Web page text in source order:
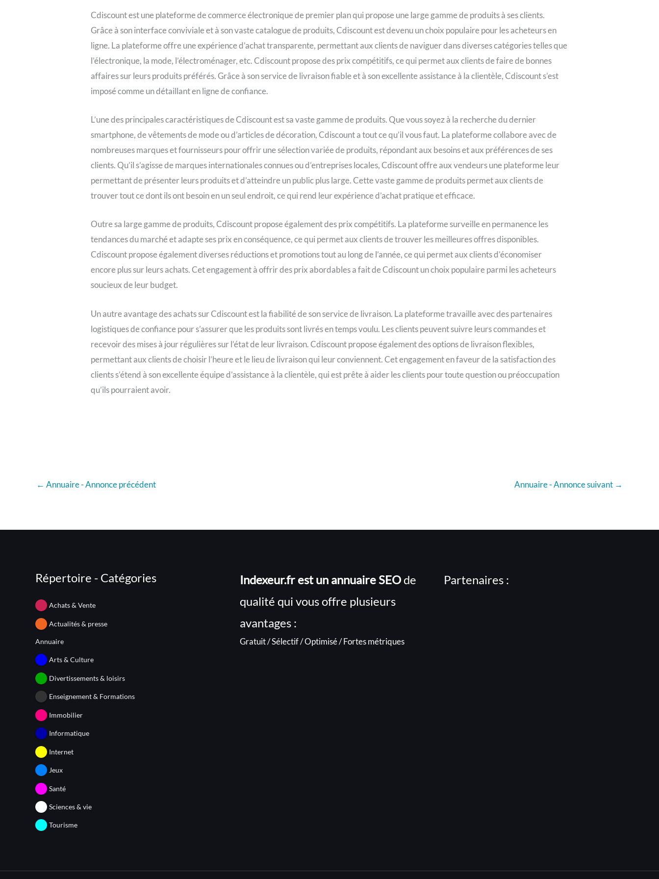
Cdiscount est une plateforme de commerce électronique de premier plan qui propose une large gamme de produits à ses clients.
Grâce à son interface conviviale et à son vaste catalogue de produits, Cdiscount est devenu un choix populaire pour les acheteurs en
ligne. La plateforme offre une expérience d’achat transparente, permettant aux clients de naviguer dans diverses catégories telles que
l’électronique, la mode, l’électroménager, etc. Cdiscount propose des prix compétitifs, ce qui permet aux clients de faire de bonnes
affaires sur leurs produits préférés. Grâce à son service de livraison fiable et à son excellente assistance à la clientèle, Cdiscount s’est
imposé comme un détaillant en ligne de confiance.
L’une des principales caractéristiques de Cdiscount est sa vaste gamme de produits. Que vous soyez à la recherche du dernier
smartphone, de vêtements de mode ou d’articles de décoration, Cdiscount a tout ce qu’il vous faut. La plateforme collabore avec de
nombreuses marques et fournisseurs pour offrir une sélection variée de produits, répondant aux besoins et aux préférences de ses
clients. Qu’il s’agisse de marques internationales connues ou d’entreprises locales, Cdiscount offre aux vendeurs une plateforme leur
permettant de présenter leurs produits et d’atteindre un public plus large. Cette vaste gamme de produits permet aux clients de
trouver tout ce dont ils ont besoin en un seul endroit, ce qui rend leur expérience d’achat pratique et efficace.
Outre sa large gamme de produits, Cdiscount propose également des prix compétitifs. La plateforme surveille en permanence les
tendances du marché et adapte ses prix en conséquence, ce qui permet aux clients de trouver les meilleures offres disponibles.
Cdiscount propose également diverses réductions et promotions tout au long de l’année, ce qui permet aux clients d’économiser
encore plus sur leurs achats. Cet engagement à offrir des prix abordables a fait de Cdiscount un choix populaire parmi les acheteurs
soucieux de leur budget.
Un autre avantage des achats sur Cdiscount est la fiabilité de son service de livraison. La plateforme travaille avec des partenaires
logistiques de confiance pour s’assurer que les produits sont livrés en temps voulu. Les clients peuvent suivre leurs commandes et
recevoir des mises à jour régulières sur l’état de leur livraison. Cdiscount propose également des options de livraison flexibles,
permettant aux clients de choisir l’heure et le lieu de livraison qui leur conviennent. Cet engagement en faveur de la satisfaction des
clients s’étend à son excellente équipe d’assistance à la clientèle, qui est prête à aider les clients pour toute question ou préoccupation
qu’ils pourraient avoir.
← Annuaire - Annonce précédent Annuaire - Annonce suivant →
Répertoire - Catégories
Achats & Vente
Actualités & presse
Annuaire
Arts & Culture
Divertissements & loisirs
Enseignement & Formations
Immobilier
Informatique
Internet
Jeux
Santé
Sciences & vie
Tourisme
Indexeur.fr est un annuaire SEOde
qualité qui vous offre plusieurs
avantages :
Gratuit / Sélectif / Optimisé / Fortes métriques
Partenaires :